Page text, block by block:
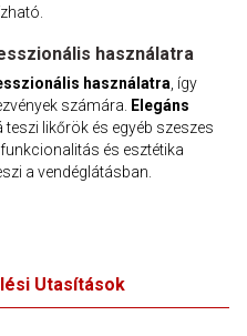
használatra
használatra , így
számára.
Elegáns
likőrök és egyéb szeszes
és esztétika
a vendéglátásban.
Utasítások